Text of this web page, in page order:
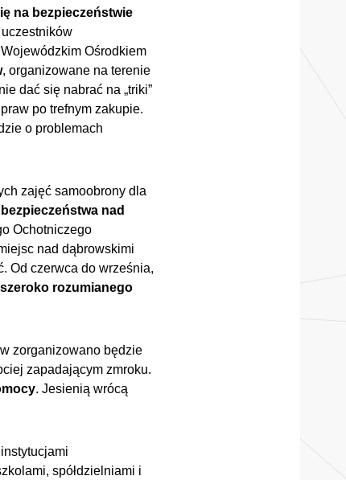
na bezpieczeństwie
Ośrodkiem
, organizowane na terenie
dać się nabrać na „triki”
po trefnym zakupie.
o problemach
zajęć samoobrony dla
bezpieczeństwa nad
Ochotniczego
nad dąbrowskimi
Od czerwca do września,
rozumianego
zorganizowano będzie
zapadającym zmroku.
. Jesienią wrócą
spółdzielniami i